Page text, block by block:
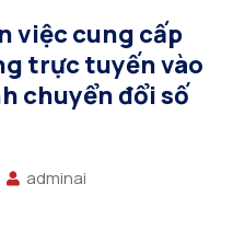
việc cung cấp
trực tuyến vào
chuyển đổi số
adminai